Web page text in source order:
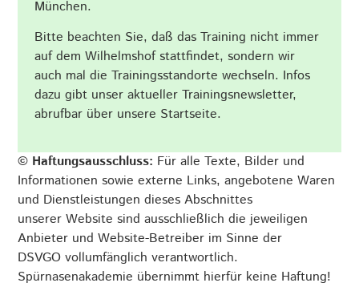
München.
Bitte beachten Sie, daß das Training nicht immer
auf dem Wilhelmshof stattfindet, sondern wir
auch mal die Trainingsstandorte wechseln. Infos
dazu gibt unser aktueller Trainingsnewsletter,
abrufbar über unsere Startseite.
© Haftungsausschluss: Für alle Texte, Bilder und
Informationen sowie externe Links, angebotene Waren
und Dienstleistungen dieses Abschnittes
unserer Website sind ausschließlich die jeweiligen
Anbieter und Website-Betreiber im Sinne der
DSVGO vollumfänglich verantwortlich.
Spürnasenakademie übernimmt hierfür keine Haftung!